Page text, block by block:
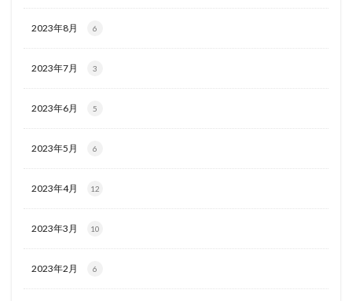
2023年8月 6
2023年7月 3
2023年6月 5
2023年5月 6
2023年4月 12
2023年3月 10
2023年2月 6